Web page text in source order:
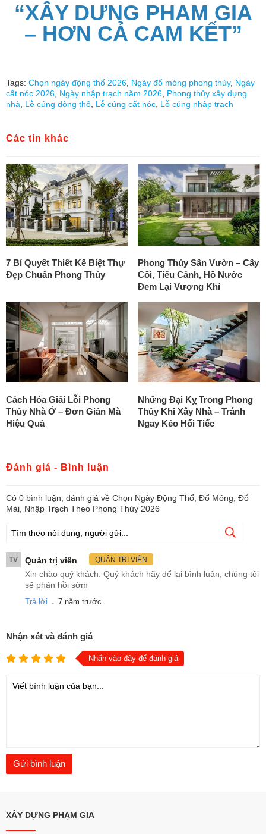
“XÂY DỰNG PHẠM GIA
– HƠN CẢ CAM KẾT”
Tags: Chọn ngày động thổ 2026, Ngày đổ móng phong thủy, Ngày
cất nóc 2026, Ngày nhập trạch năm 2026, Phong thủy xây dựng
nhà, Lễ cúng động thổ, Lễ cúng cất nóc, Lễ cúng nhập trạch
Các tin khác
7 Bí Quyết Thiết Kế Biệt Thự
Đẹp Chuẩn Phong Thủy
Phong Thủy Sân Vườn – Cây
Cối, Tiểu Cảnh, Hồ Nước
Đem Lại Vượng Khí
Cách Hóa Giải Lỗi Phong
Thủy Nhà Ở – Đơn Giản Mà
Hiệu Quả
Những Đại Kỵ Trong Phong
Thủy Khi Xây Nhà – Tránh
Ngay Kẻo Hối Tiếc
Đánh giá - Bình luận
Có 0 bình luận, đánh giá về Chọn Ngày Động Thổ, Đổ Móng, Đổ
Mái, Nhập Trạch Theo Phong Thủy 2026
TV Quản trị viên QUẢN TRỊ VIÊN
Xin chào quý khách. Quý khách hãy để lại bình luận, chúng tôi
sẽ phản hồi sớm
Trả lời . 7 năm trước
Nhận xét và đánh giá
Nhấn vào đây để đánh giá
XÂY DỰNG PHẠM GIA